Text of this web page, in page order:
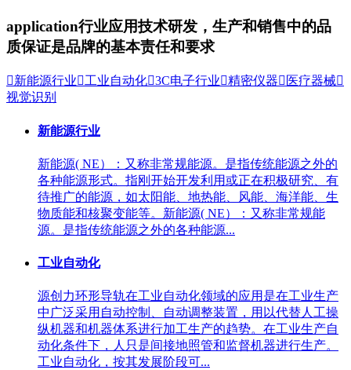
application行业应用技术研发，生产和销售中的品
质保证是品牌的基本责任和要求
新能源行业工业自动化3C电子行业精密仪器 医疗器械
视觉识别
新能源行业
新能源( NE）：又称非常规能源。是指传统能源之外的
各种能源形式。指刚开始开发利用或正在积极研究、有
待推广的能源，如太阳能、地热能、风能、海洋能、生
物质能和核聚变能等。新能源( NE）：又称非常规能
源。是指传统能源之外的各种能源...
工业自动化
源创力环形导轨在工业自动化领域的应用是在工业生产
中广泛采用自动控制、自动调整装置，用以代替人工操
纵机器和机器体系进行加工生产的趋势。在工业生产自
动化条件下，人只是间接地照管和监督机器进行生产。
工业自动化，按其发展阶段可...